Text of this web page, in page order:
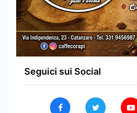
Seguici sui Social